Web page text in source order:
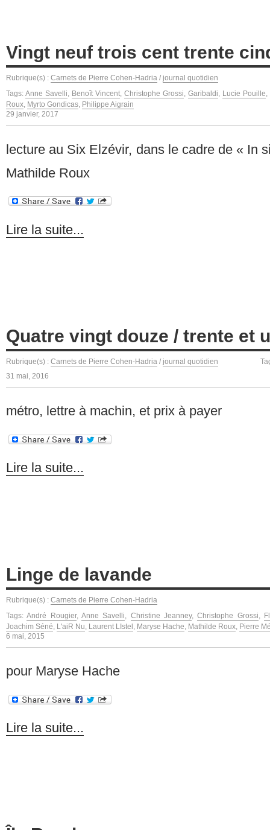
Vingt neuf trois cent trente
Rubrique(s) : Carnets de Pierre Cohen-Hadria / journal quotidien
Tags: Anne Savelli, Benoît Vincent, Christophe Grossi, Garibaldi, Lucie Pouille,
Roux, Myrto Gondicas, Philippe Aigrain
29 janvier, 2017
lecture au Six Elzévir, dans le cadre de « In
Mathilde Roux
Lire la suite...
Quatre vingt douze / trente et
Rubrique(s) : Carnets de Pierre Cohen-Hadria / journal quotidien
31 mai, 2016
métro, lettre à machin, et prix à payer
Lire la suite...
Linge de lavande
Rubrique(s) : Carnets de Pierre Cohen-Hadria
Tags:André Rougier,Anne Savelli Christine Jeanney,Christophe Grossi
Joachim Séné L'aiR Nu Laurent LIstel Maryse Hache Mathilde Roux Pierre
6 mai, 2015
pour Maryse Hache
Lire la suite...